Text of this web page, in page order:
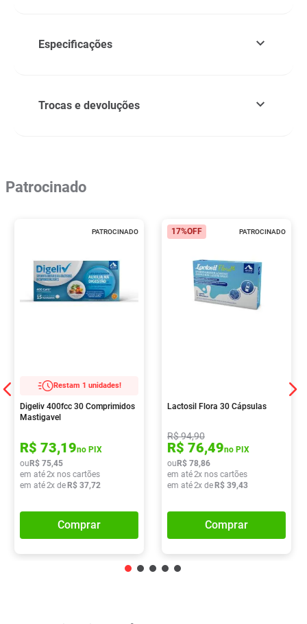
Especificações
Trocas e devoluções
Patrocinado
PATROCINADO
Restam 1 unidades!
Digeliv 400fcc 30 Comprimidos
Mastigavel
R$ 73,19no PIX
ou R$ 75,45
em até2x nos cartões
em até2x de R$ 37,72
Comprar
PATROCINADO
17%OFF
Lactosil Flora 30 Cápsulas
R$94,90
R$ 76,49no PIX
ou R$ 78,86
em até2x nos cartões
em até2x de R$ 39,43
Comprar